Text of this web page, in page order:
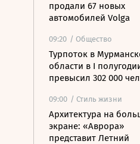
продали 67 новых
автомобилей Volga
09:20 / Общество
Турпоток в
области в I
превысил 302 000
09:00 / Стиль жизни
Архитектура на
экране: «Аврора»
представит Летний